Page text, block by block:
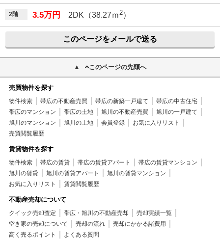
2階 3.5万円 2DK（38.27ｍ2）
このページをメールで送る
このページの先頭へ
売買物件を探す
物件検索 帯広の不動産売買 帯広の新築一戸建て
帯広の中古住宅
帯広のマンション
帯広の土地 旭川の不動産売買
旭川の一戸建て
旭川のマンション
旭川の土地 会員登録
お気に入りリスト
売買閲覧履歴
賃貸物件を探す
物件検索 帯広の賃貸 帯広の賃貸アパート
帯広の賃貸マンション
旭川の賃貸
旭川の賃貸アパート
旭川の賃貸マンション
お気に入りリスト
賃貸閲覧履歴
不動産売却について
クイック売却査定 帯広・旭川の不動産売却
売却実績一覧
空き家の売却について
売却の流れ
売却にかかる諸費用
高く売るポイント
よくある質問